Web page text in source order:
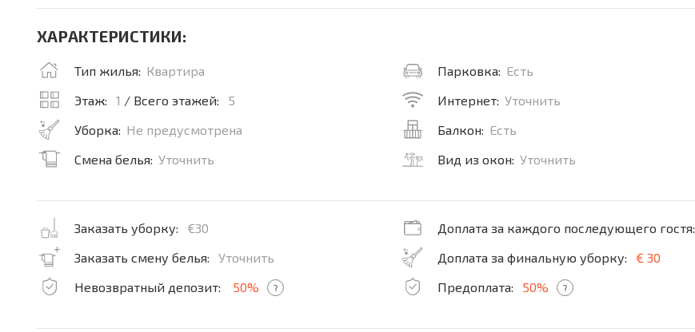
ХАРАКТЕРИСТИКИ:
Тип жилья: Квартира
Этаж:
1 / Всего этажей:
5
Уборка: Не предусмотрена
Смена белья: Уточнить
Парковка: Есть
Интернет: Уточнить
Балкон: Есть
Вид из окон: Уточнить
Заказать уборку:
€30
Заказать смену белья:
Уточнить
Невозвратный депозит:
50% ?
Доплата за каждого последующего гостя:
Доплата за финальную уборку:
€ 30
Предоплата:
50% ?